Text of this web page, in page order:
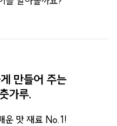
만들어 주는
가루.
운 맛 재료 No.1!